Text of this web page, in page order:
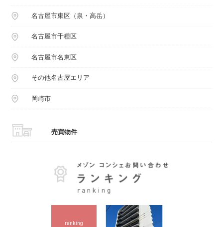
名古屋市東区（泉・高岳）
名古屋市千種区
名古屋市名東区
その他名古屋エリア
岡崎市
売買物件
ranking